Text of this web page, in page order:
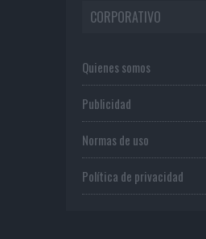
CORPORATIVO
Quienes somos
Publicidad
Normas de uso
Política de privacidad